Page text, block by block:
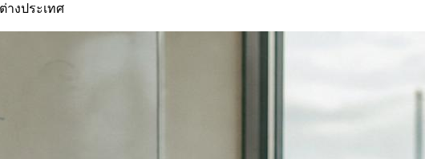
งประเทศ